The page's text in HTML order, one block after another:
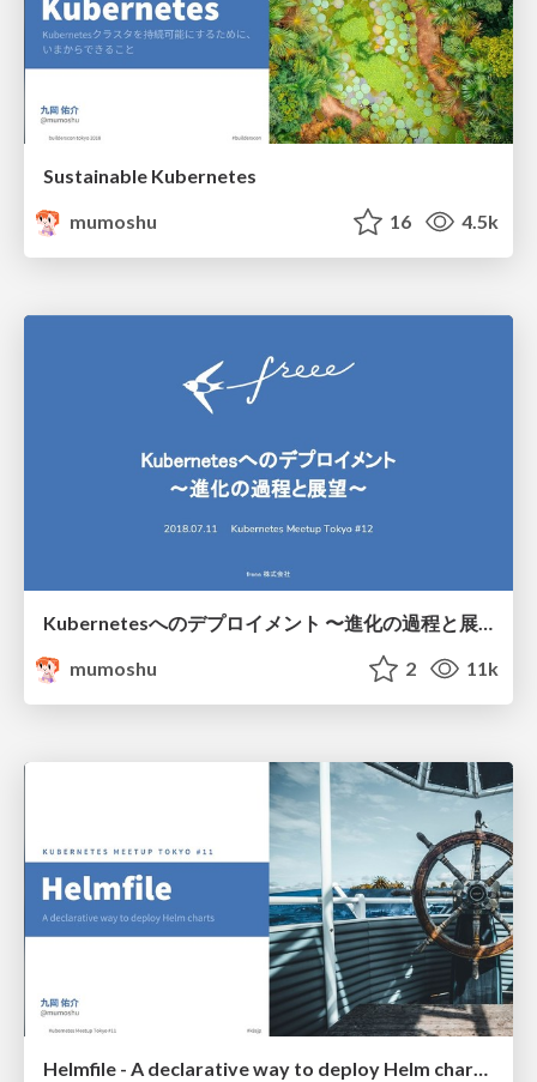
Sustainable Kubernetes
mumoshu
16 4.5k
mumoshu
2 11k
Helmfile - A declarative way to deploy Helm charts -